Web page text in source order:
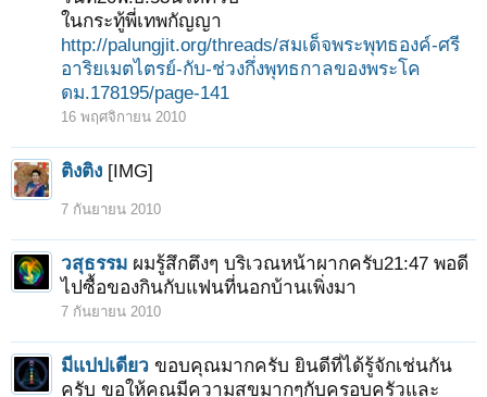
ในกระทู้พี่เทพกัญญา
http://palungjit.org/threads/สมเด็จพระพุทธองค์-ศรี
อาริยเมตไตรย์-กับ-ช่วงกึ่งพุทธกาลของพระโค
ดม.178195/page-141
16 พฤศจิกายน 2010
ติงติง [IMG]
7 กันยายน 2010
วสุธรรม ผมรู้สึกตึงๆ บริเวณหน้าผากครับ21:47 พอดี
ไปซื้อของกินกับแฟนที่นอกบ้านเพิ่งมา
7 กันยายน 2010
มีแปปเดียว ขอบคุณมากครับ ยินดีที่ได้รู้จักเช่นกัน
ครับ ขอให้คุณมีความสุขมากๆกับครอบครัวและ